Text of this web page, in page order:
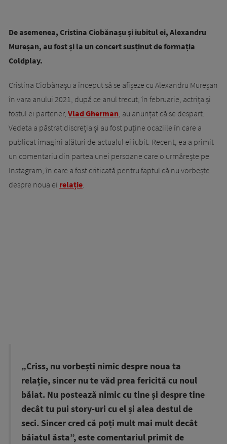
De asemenea, Cristina Ciobănașu și iubitul ei, Alexandru
Mureșan, au fost și la un concert susținut de formația
Coldplay.
Cristina Ciobănașu a început să se afișeze cu Alexandru Mureșan
în vara anului 2021, după ce anul trecut, în februarie, actrița și
fostul ei partener, Vlad Gherman, au anunțat că se despart.
Vedeta a păstrat discreția și au fost puține ocaziile în care a
publicat imagini alături de actualul ei iubit. Recent, ea a primit
un comentariu din partea unei persoane care o urmărește pe
Instagram, în care a fost criticată pentru faptul că nu vorbește
despre noua ei relație.
„Criss, nu vorbești nimic despre noua ta
relație, sincer nu te văd prea fericită cu noul
băiat. Nu postează nimic cu tine și despre tine
decât tu pui story-uri cu el și alea destul de
seci. Sincer cred că poți mult mai mult decât
băiatul ăsta”, este comentariul primit de